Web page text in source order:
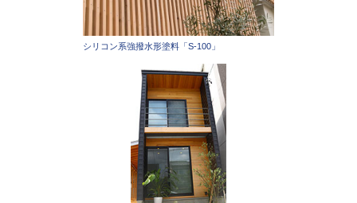
シリコン系強撥水形塗料「S-100」